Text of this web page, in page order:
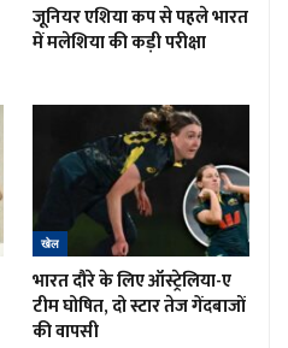
जूनियर एशिया कप से पहले भारत
में मलेशिया की कड़ी परीक्षा
खेल
भारत दौरे के लिए ऑस्ट्रेलिया-ए
टीम घोषित, दो स्टार तेज गेंदबाजों
की वापसी